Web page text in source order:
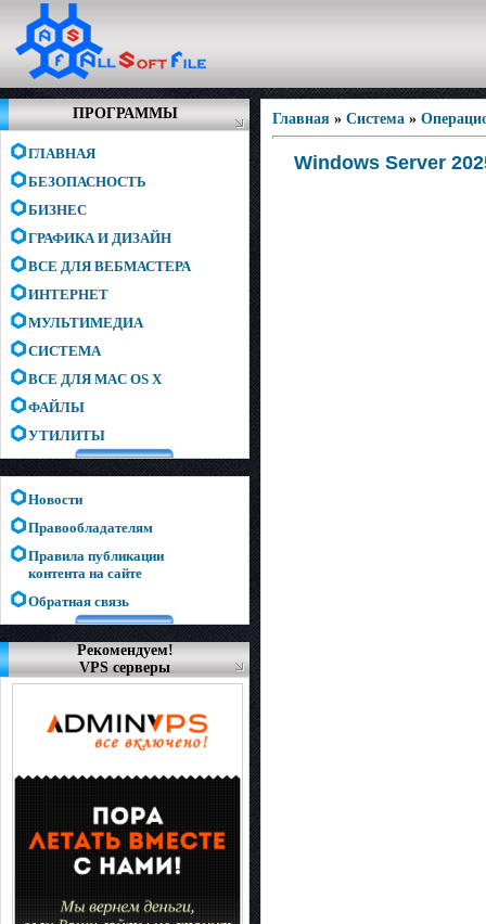
ПРОГРАММЫ
ГЛАВНАЯ
БЕЗОПАСНОСТЬ
БИЗНЕС
ГРАФИКА И ДИЗАЙН
ВСЕ ДЛЯ ВЕБМАСТЕРА
ИНТЕРНЕТ
МУЛЬТИМЕДИА
СИСТЕМА
ВСЕ ДЛЯ MAC OS X
ФАЙЛЫ
УТИЛИТЫ
Новости
Правообладателям
Правила публикации
контента на сайте
Обратная связь
Рекомендуем!
VPS серверы
Главная » Система »
Windows Server